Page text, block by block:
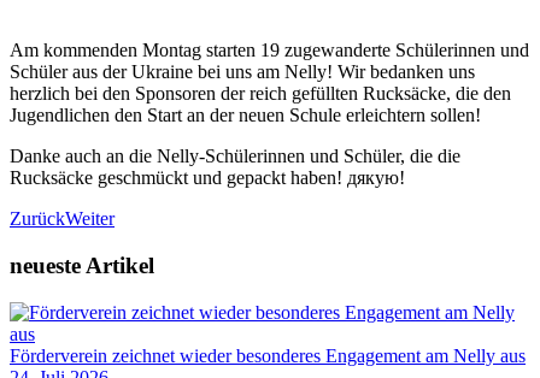
Am kommenden Montag starten 19 zugewanderte Schülerinnen und
Schüler aus der Ukraine bei uns am Nelly! Wir bedanken uns
herzlich bei den Sponsoren der reich gefüllten Rucksäcke, die den
Jugendlichen den Start an der neuen Schule erleichtern sollen!
Danke auch an die Nelly-Schülerinnen und Schüler, die die
Rucksäcke geschmückt und gepackt haben! дякую!
ZurückWeiter
neueste Artikel
Förderverein zeichnet wieder besonderes Engagement am Nelly aus